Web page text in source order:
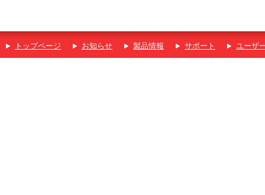
トップページ お知らせ 製品情報 サポート ユーザ